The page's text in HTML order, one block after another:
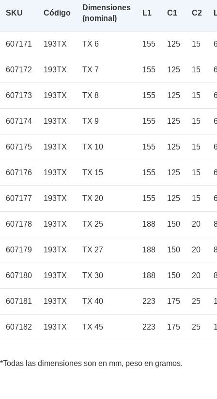
SKU Código
Dimensiones
(nominal)
L1 C1 C2
607171 193TX TX 6 155 125 15
607172 193TX TX 7 155 125 15
607173 193TX TX 8 155 125 15
607174 193TX TX 9 155 125 15
607175 193TX TX 10 155 125 15
607176 193TX TX 15 155 125 15
607177 193TX TX 20 155 125 15
607178 193TX TX 25 188 150 20
607179 193TX TX 27 188 150 20
607180 193TX TX 30 188 150 20
607181 193TX TX 40 223 175 25
607182 193TX TX 45 223 175 25
*Todas las dimensiones son en mm, peso en gramos.